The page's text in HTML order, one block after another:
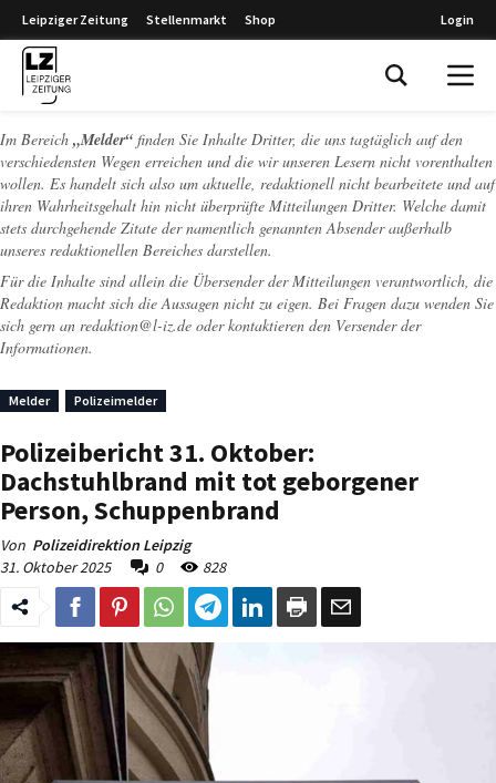
Leipziger Zeitung Stellenmarkt Shop Login
Im Bereich „Melder“ finden Sie Inhalte Dritter, die uns tagtäglich auf den
verschiedensten Wegen erreichen und die wir unseren Lesern nicht vorenthalten
wollen. Es handelt sich also um aktuelle, redaktionell nicht bearbeitete und auf
ihren Wahrheitsgehalt hin nicht überprüfte Mitteilungen Dritter. Welche damit
stets durchgehende Zitate der namentlich genannten Absender außerhalb
unseres redaktionellen Bereiches darstellen.
Für die Inhalte sind allein die Übersender der Mitteilungen verantwortlich, die
Redaktion macht sich die Aussagen nicht zu eigen. Bei Fragen dazu wenden Sie
sich gern an redaktion@l-iz.de oder kontaktieren den Versender der
Informationen.
Melder Polizeimelder
Polizeibericht 31. Oktober:
Dachstuhlbrand mit tot geborgener
Person, Schuppenbrand
Von Polizeidirektion Leipzig
31. Oktober 2025
0 828